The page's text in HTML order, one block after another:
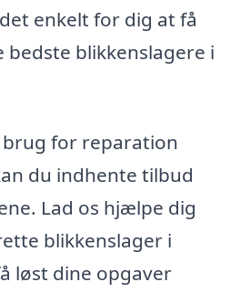
enkelt for dig at få
bedste blikkenslagere i
for reparation
du indhente tilbud
Lad os hjælpe dig
blikkenslager i
løst dine opgaver